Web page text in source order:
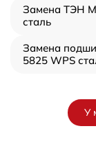
Замена ТЭН
сталь
Замена
5825 WPS
У